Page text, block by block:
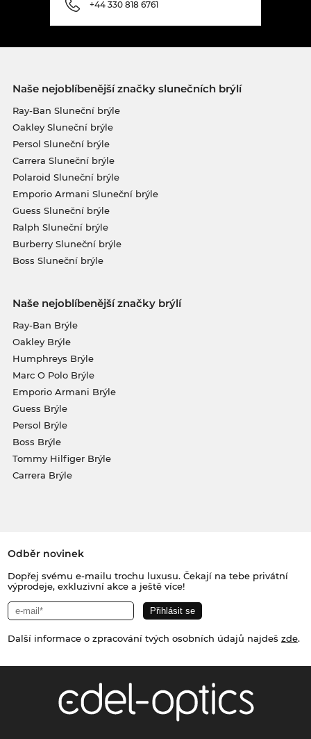
+44 330 818 6761
Naše nejoblíbenější značky slunečních brýlí
Ray-Ban Sluneční brýle
Oakley Sluneční brýle
Persol Sluneční brýle
Carrera Sluneční brýle
Polaroid Sluneční brýle
Emporio Armani Sluneční brýle
Guess Sluneční brýle
Ralph Sluneční brýle
Burberry Sluneční brýle
Boss Sluneční brýle
Naše nejoblíbenější značky brýlí
Ray-Ban Brýle
Oakley Brýle
Humphreys Brýle
Marc O Polo Brýle
Emporio Armani Brýle
Guess Brýle
Persol Brýle
Boss Brýle
Tommy Hilfiger Brýle
Carrera Brýle
Odběr novinek
Dopřej svému e-mailu trochu luxusu. Čekají na tebe privátní
výprodeje, exkluzivní akce a ještě více!
Další informace o zpracování tvých osobních údajů najdeš zde.